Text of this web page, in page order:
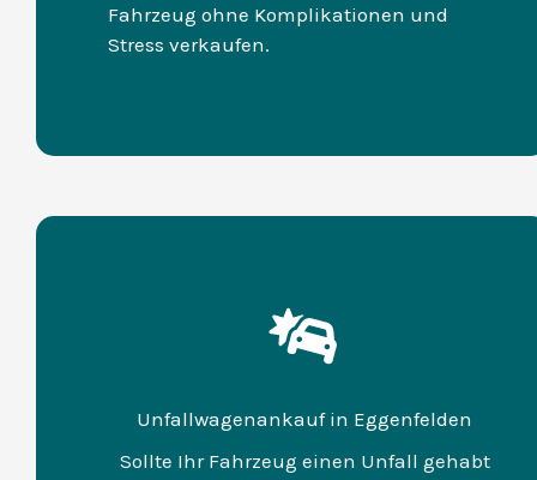
Fahrzeug ohne Komplikationen und
Stress verkaufen.
Unfallwagenankauf in Eggenfelden
Sollte Ihr Fahrzeug einen Unfall gehabt